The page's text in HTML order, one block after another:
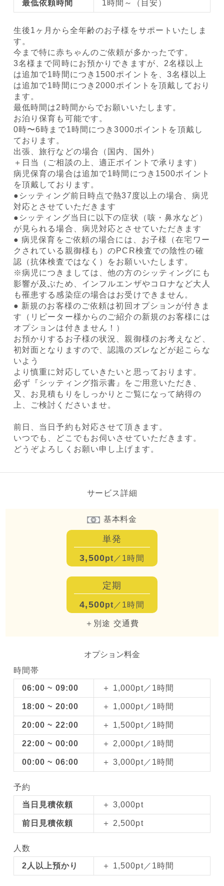
最低依頼時間 1時間～（目安）
生後1ヶ月から全年齢のお子様をサポートいたしま
す。
今まで特に赤ちゃんのご依頼が多かったです。
3名様まで同時にお預かりできますが、2名様以上
は追加で1時間につき1500ポイントを、3名様以上
は追加で1時間につき2000ポイントを頂戴しており
ます。
最低時間は2時間からでお願いいたします。
お泊り保育も可能です。
0時〜6時まで1時間につき3000ポイントを頂戴し
ております。
出張、旅行などの場合（国内、国外）
＋日当（ご相談の上、適正ポイントで承ります）
病児保育の場合は追加で1時間につき1500ポイント
を頂戴しております。
●シッティング前日時点で熱37度以上の場合、病児
対応とさせていただきます
●シッティング当日に以下の症状（咳・鼻水など）
が見られる場合、病児対応とさせていただきます
● 病児保育をご依頼の場合には、お子様（在宅ワー
クされている親御様も）のPCR検査での陰性の確
認（抗体検査ではなく）をお願いいたします。
※病児につきましては、他の方のシッティングにも
影響が及ぶため、インフルエンザやコロナなど大人
も罹患する感染症の場合はお受けできません。
● 新規のお客様のご依頼は初回オプションが付きま
す（リピーター様からのご紹介の新規のお客様には
オプションは付きません！）
お預かりするお子様の状況、親御様のお考えなど、
初対面となりますので、認識のズレなどが起こらな
いよう
より慎重に対応していきたいと思っております。
必ず『シッティング指示書』をご用意いただき、
又、お見積もりをしっかりとご覧になって納得の
上、ご検討くださいませ。
前日、当日予約も対応させて頂きます。
いつでも、どこでもお伺いさせていただきます。
どうぞよろしくお願い申し上げます。
サービス詳細
基本料金
単発
3,500pt ／1時間
定期
4,500pt ／1時間
＋別途 交通費
オプション料金
時間帯
06:00 ~ 09:00 ＋ 1,000pt／1時間
18:00 ~ 20:00 ＋ 1,000pt／1時間
20:00 ~ 22:00 ＋ 1,500pt／1時間
22:00 ~ 00:00 ＋ 2,000pt／1時間
00:00 ~ 06:00 ＋ 3,000pt／1時間
予約
当日見積依頼 ＋ 3,000pt
前日見積依頼 ＋ 2,500pt
人数
2人以上預かり ＋ 1,500pt／1時間